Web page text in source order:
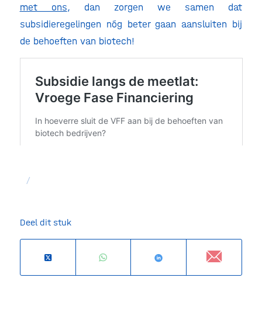
met ons, dan zorgen we samen dat
subsidieregelingen nóg beter gaan aansluiten bij
de behoeften van biotech!
/
Deel dit stuk